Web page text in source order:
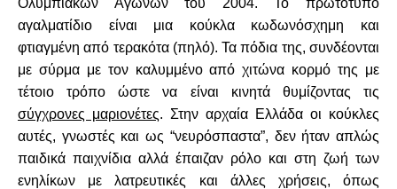
Ολυμπιακών Αγώνων του 2004. Το πρωτότυπο
αγαλματίδιο είναι μια κούκλα κωδωνόσχημη και
φτιαγμένη από τερακότα (πηλό). Τα πόδια της, συνδέονται
με σύρμα με τον καλυμμένο από χιτώνα κορμό της με
τέτοιο τρόπο ώστε να είναι κινητά θυμίζοντας τις
σύγχρονες μαριονέτες. Στην αρχαία Ελλάδα οι κούκλες
αυτές, γνωστές και ως “νευρόσπαστα”, δεν ήταν απλώς
παιδικά παιχνίδια αλλά έπαιζαν ρόλο και στη ζωή των
ενηλίκων με λατρευτικές και άλλες χρήσεις, όπως